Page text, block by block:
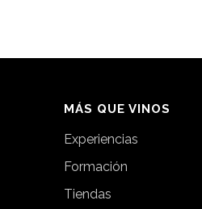
MÁS QUE VINOS
Experiencias
Formación
Tiendas